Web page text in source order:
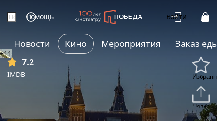
Помощь Войти
Новости Кино Мероприятия
Заказ
7.2
IMDB
+11